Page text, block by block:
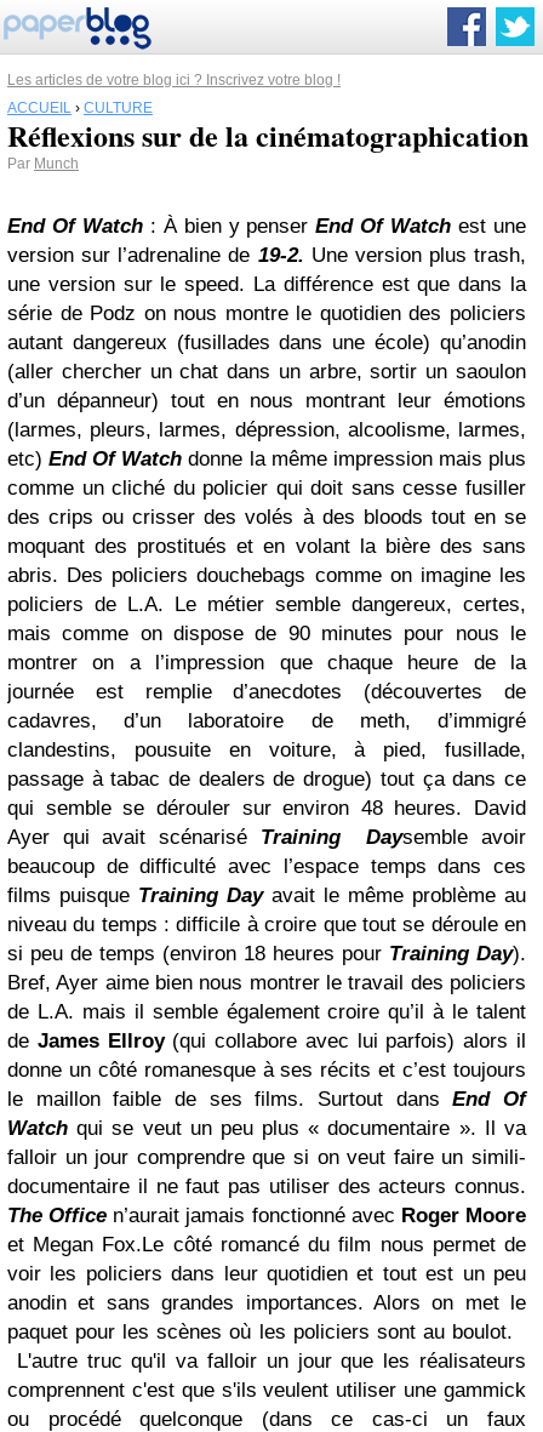
Les articles de votre blog ici ? Inscrivez votre blog !
ACCUEIL › CULTURE
Réflexions sur de la cinématographication
Par Munch
End Of Watch: À bien y penserEnd Of Watch est une
version sur l’adrenaline de 19-2. Une version plus trash,
une version sur le speed. La différence est que dans la
série de Podz on nous montre le quotidien des policiers
autant dangereux (fusillades dans une école) qu’anodin
(aller chercher un chat dans un arbre, sortir un saoulon
d’un dépanneur) tout en nous montrant leur émotions
(larmes, pleurs, larmes, dépression, alcoolisme, larmes,
etc) End Of Watch donne la même impression mais plus
comme un cliché du policier qui doit sans cesse fusiller
des crips ou crisser des volés à des bloods tout en se
moquant des prostitués et en volant la bière des sans
abris. Des policiers douchebags comme on imagine les
policiers de L.A. Le métier semble dangereux, certes,
mais comme on dispose de 90 minutes pour nous le
montrer on a l’impression que chaque heure de la
journée est remplie d’anecdotes (découvertes de
cadavres, d’un laboratoire de meth, d’immigré
clandestins, pousuite en voiture, à pied, fusillade,
passage à tabac de dealers de drogue) tout ça dans ce
qui semble se dérouler sur environ 48 heures. David
Ayer qui avait scénarisé Training Daysemble avoir
beaucoup de difficulté avec l’espace temps dans ces
films puisque Training Dayavait le même problème au
niveau du temps : difficile à croire que tout se déroule en
si peu de temps (environ 18 heures pour Training Day).
Bref, Ayer aime bien nous montrer le travail des policiers
de L.A. mais il semble également croire qu’il à le talent
de James Ellroy(qui collabore avec lui parfois) alors il
donne un côté romanesque à ses récits et c’est toujours
le maillon faible de ses films. Surtout dansEnd Of
Watch qui se veut un peu plus « documentaire ». Il va
falloir un jour comprendre que si on veut faire un simili-
documentaire il ne faut pas utiliser des acteurs connus.
The Office n’aurait jamais fonctionné avec Roger Moore
et Megan Fox.Le côté romancé du film nous permet de
voir les policiers dans leur quotidien et tout est un peu
anodin et sans grandes importances. Alors on met le
paquet pour les scènes où les policiers sont au boulot.
L'autre truc qu'il va falloir un jour que les réalisateurs
comprennent c'est que s'ils veulent utiliser une gammick
ou procédé quelconque (dans ce cas-ci un faux